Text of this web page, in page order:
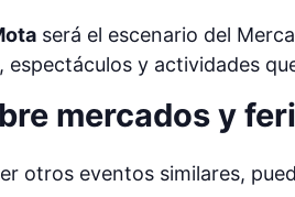
será el escenario del
espectáculos y actividades
mercados y
otros eventos similares,